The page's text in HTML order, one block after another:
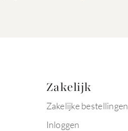
Zakelijk
Zakelijke bestellingen
Inloggen